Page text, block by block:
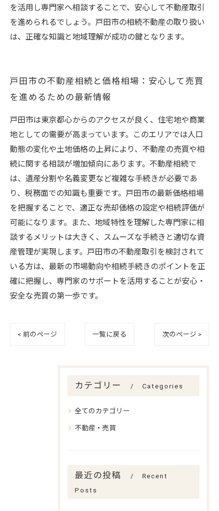
を活用し専門家へ相談することで、安心して不動産取引
を進められるでしょう。戸田市の相続不動産の取り扱い
は、正確な知識と地域理解が成功の鍵となります。
戸田市の不動産相続と価格相場：安心して売買
を進めるための最新情報
戸田市は東京都心からのアクセスが良く、住宅地や商業
地としての需要が高まっています。このエリアでは人口
動態の変化や土地価格の上昇により、不動産の売買や相
続に関する相談が増加傾向にあります。不動産相続で
は、遺産分割や名義変更など複雑な手続きが必要であ
り、税務面での知識も重要です。戸田市の最新価格相場
を把握することで、適正な売却価格の設定や相続評価が
可能になります。また、地域特性を理解した専門家に相
談するメリットは大きく、スムーズな手続きと適切な資
産管理が実現します。戸田市の不動産取引を検討されて
いる方は、最新の市場動向や相続手続きのポイントを正
確に把握し、専門家のサポートを活用することが安心・
安全な売買の第一歩です。
< 前のページ 一覧に戻る 次のページ >
カテゴリー Categories
全てのカテゴリー
不動産・売買
最近の投稿
Recent
Posts